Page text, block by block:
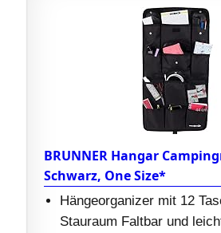
BRUNNER Hangar
Schwarz, One Size*
Hängeorganizer mit 12
Stauraum Faltbar und